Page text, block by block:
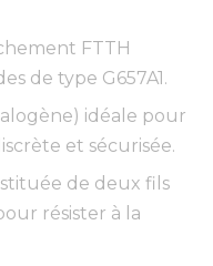
FTTH
de type G657A1.
idéale pour
et sécurisée.
de deux fils
résister à la